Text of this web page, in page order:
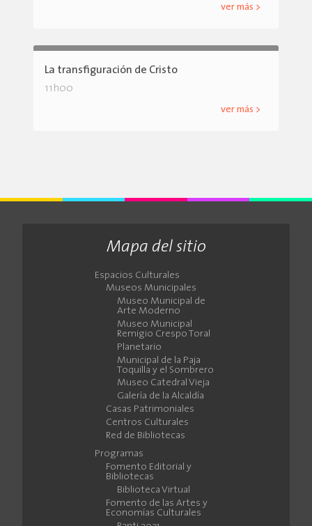
ver más >
La transfiguración de Cristo
11h00
ver más >
Mapa del sitio
Espacios Culturales
Museos Municipales
Museo Municipal de
Arte Moderno
Museo Municipal
Remigio Crespo Toral
Planetario
Municipal de la Paja
Toquilla y el Sombrero
Museo Catedral Vieja
Galería de la Alcaldía
Casas Patrimoniales
Centros Culturales
Red de Bibliotecas
Programas
Fomento Editorial y
Bibliotecas
Biblioteca Virtual
Fomento de las Artes y
Economías Culturales